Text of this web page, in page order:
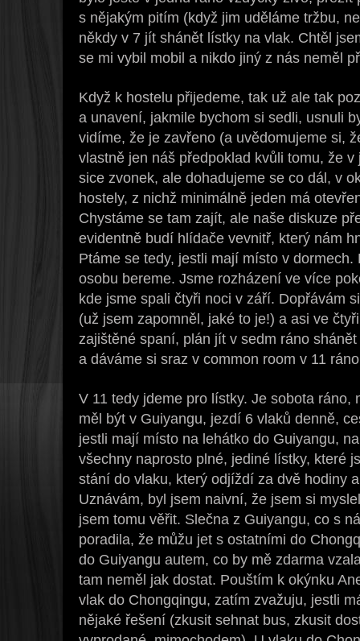
s nějakým pitím (když jim uděláme tržbu,
někdy v 7 jít shánět lístky na vlak. Chtěl
se mi vybil mobil a nikdo jiný z nás neměl
Když k hostelu přijedeme, tak už ale tak
a unavení, jakmile bychom si sedli, usnuli
vidíme, že je zavřeno (a uvědomujeme si,
vlastně jen náš předpoklad kvůli tomu, že
sice zvonek, ale dohadujeme se co dál, v
hostely, z nichž minimálně jeden má
Chystáme se tam zajít, ale naše diskuze
evidentně budí hlídače vevnitř, který nám
Ptáme se tedy, jestli mají místo v
osobu bereme. Jsme rozházení ve více
kde jsme spali čtyři noci v září. Dopřávám
(už jsem zapomněl, jaké to je!) a asi ve
zajištěné spaní, plán jít v sedm ráno
a dáváme si sraz v common room v 11
V 11 tedy jdeme pro lístky. Je sobota ráno,
měl být v Guiyangu, jezdí 6 vlaků denně,
jestli mají místo na lehátko do Guiyangu,
všechny naprosto plné, jediné lístky, které
stání do vlaku, který odjíždí za dvě hodiny
Uznávám, byl jsem naivní, že jsem si
jsem tomu věřit. Slečna z Guiyangu, co s
poradila, že můžu jet s ostatními do
do Guiyangu autem, co by mě zdarma
tam neměl jak dostat. Pouštím k okýnku
vlak do Chongqingu, zatím zvažuju, jestli
nějaké řešení (zkusit sehnat bus, zkusit